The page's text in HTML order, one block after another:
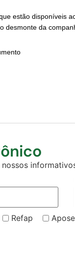
estão disponíveis
desmonte da
Refap